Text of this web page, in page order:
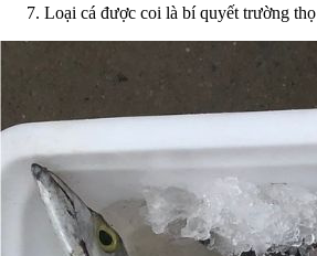
Loại cá được coi là bí quyết trường